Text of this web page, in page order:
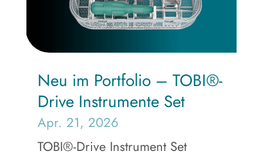
Neu im Portfolio – TOBI®-
Drive Instrumente Set
Apr. 21, 2026
TOBI®-Drive Instrument Set